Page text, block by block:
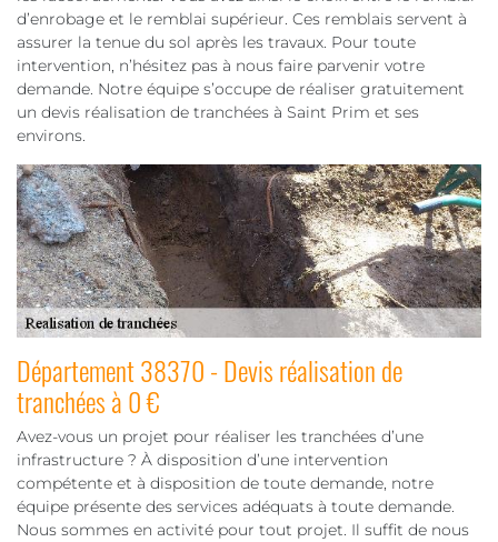
d’enrobage et le remblai supérieur. Ces remblais servent à
assurer la tenue du sol après les travaux. Pour toute
intervention, n’hésitez pas à nous faire parvenir votre
demande. Notre équipe s’occupe de réaliser gratuitement
un devis réalisation de tranchées à Saint Prim et ses
environs.
Département 38370 - Devis réalisation de
tranchées à 0 €
Avez-vous un projet pour réaliser les tranchées d’une
infrastructure ? À disposition d’une intervention
compétente et à disposition de toute demande, notre
équipe présente des services adéquats à toute demande.
Nous sommes en activité pour tout projet. Il suffit de nous